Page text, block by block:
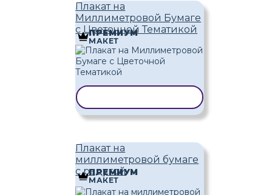
Плакат на
Миллиметровой Бумаге
с Цветочной Тематикой
ПРЕМИУМ
МАКЕТ
Плакат на
миллиметровой бумаге
с радугой
ПРЕМИУМ
МАКЕТ